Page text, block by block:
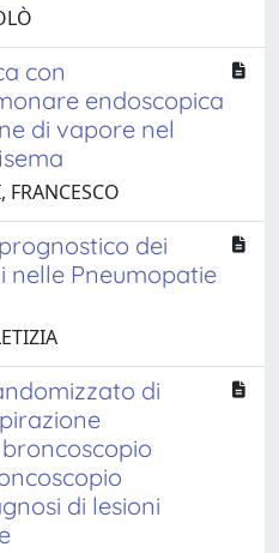
con
endoscopica
di vapore nel
dei
nelle Pneumopatie
di
di lesioni